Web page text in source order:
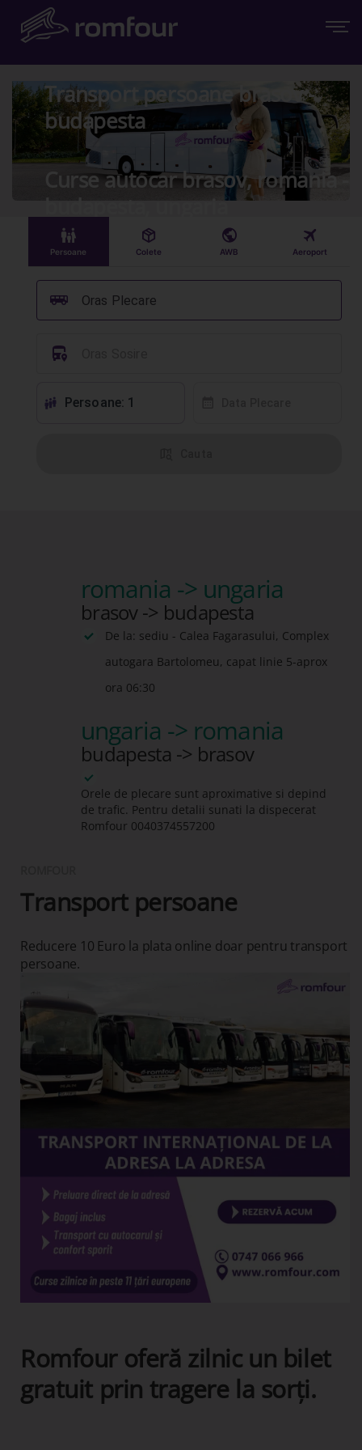
Transport persoane brasov -
budapesta
Curse autocar brasov, romania -
budapesta, ungaria
󱠣
Persoane
󰏗
Colete
󰇧
AWB
󰀝
Aeroport
Oras Plecare
󰞠
󱈒
󱕱 Persoane: 1
romania -> ungaria
brasov -> budapesta
De la: sediu - Calea Fagarasului, Complex
autogara Bartolomeu, capat linie 5-aprox
ora 06:30
ungaria -> romania
budapesta -> brasov
Orele de plecare sunt aproximative si depind
de trafic. Pentru detalii sunati la dispecerat
Romfour 0040374557200
Transport persoane
Reducere 10 Euro la plata online doar pentru transport
persoane.
Romfour oferă zilnic un bilet
gratuit prin tragere la sorți.